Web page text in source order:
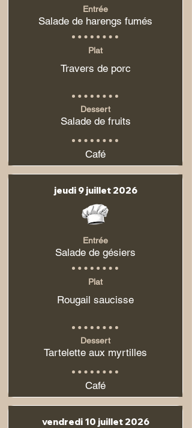
Entrée
Salade de harengs fumés
Plat
Travers de porc
Dessert
Salade de fruits
Café
jeudi 9 juillet 2026
Entrée
Salade de gésiers
Plat
Rougail saucisse
Dessert
Tartelette aux myrtilles
Café
vendredi 10 juillet 2026